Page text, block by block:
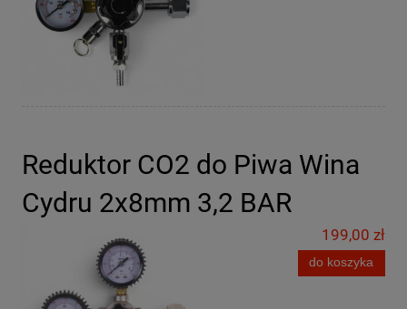
Reduktor CO2 do Piwa Wina
Cydru 2x8mm 3,2 BAR
199,00 zł
do koszyka